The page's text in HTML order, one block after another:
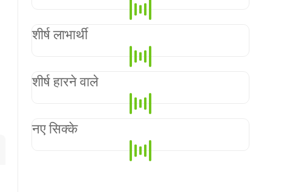
शीर्ष लाभार्थी
शीर्ष हारने वाले
नए सिक्के